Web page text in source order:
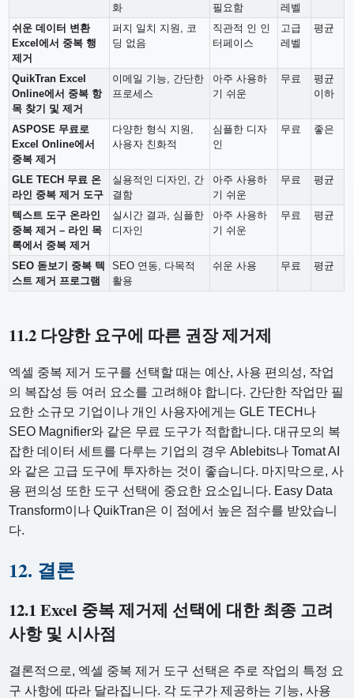
화
필요함
레벨
쉬운 데이터 변환
Excel에서 중복 행
제거
퍼지 일치 지원, 코
딩 없음
직관적 인 인
터페이스
고급
레벨
평균
QuikTran Excel
Online에서 중복 항
목 찾기 및 제거
이메일 기능, 간단한
프로세스
아주 사용하
기 쉬운
무료
평균
이하
ASPOSE 무료로
Excel Online에서
중복 제거
다양한 형식 지원,
사용자 친화적
심플한 디자
인
무료 좋은
GLE TECH 무료 온
라인 중복 제거 도구
실용적인 디자인, 간
결함
아주 사용하
기 쉬운
무료 평균
텍스트 도구 온라인
중복 제거 – 라인 목
록에서 중복 제거
실시간 결과, 심플한
디자인
아주 사용하
기 쉬운
무료 평균
SEO 돋보기 중복 텍
스트 제거 프로그램
SEO 연동, 다목적
활용
쉬운 사용 무료 평균
11.2 다양한 요구에 따른 권장 제거제
엑셀 중복 제거 도구를 선택할 때는 예산, 사용 편의성, 작업
의 복잡성 등 여러 요소를 고려해야 합니다. 간단한 작업만 필
요한 소규모 기업이나 개인 사용자에게는 GLE TECH나
SEO Magnifier와 같은 무료 도구가 적합합니다. 대규모의 복
잡한 데이터 세트를 다루는 기업의 경우 Ablebits나 Tomat AI
와 같은 고급 도구에 투자하는 것이 좋습니다. 마지막으로, 사
용 편의성 또한 도구 선택에 중요한 요소입니다. Easy Data
Transform이나 QuikTran은 이 점에서 높은 점수를 받았습니
다.
12. 결론
12.1 Excel 중복 제거제 선택에 대한 최종 고려
사항 및 시사점
결론적으로, 엑셀 중복 제거 도구 선택은 주로 작업의 특정 요
구 사항에 따라 달라집니다. 각 도구가 제공하는 기능, 사용